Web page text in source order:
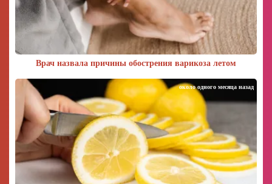
Врач назвала причины обострения варикоза летом
около одного месяца назад